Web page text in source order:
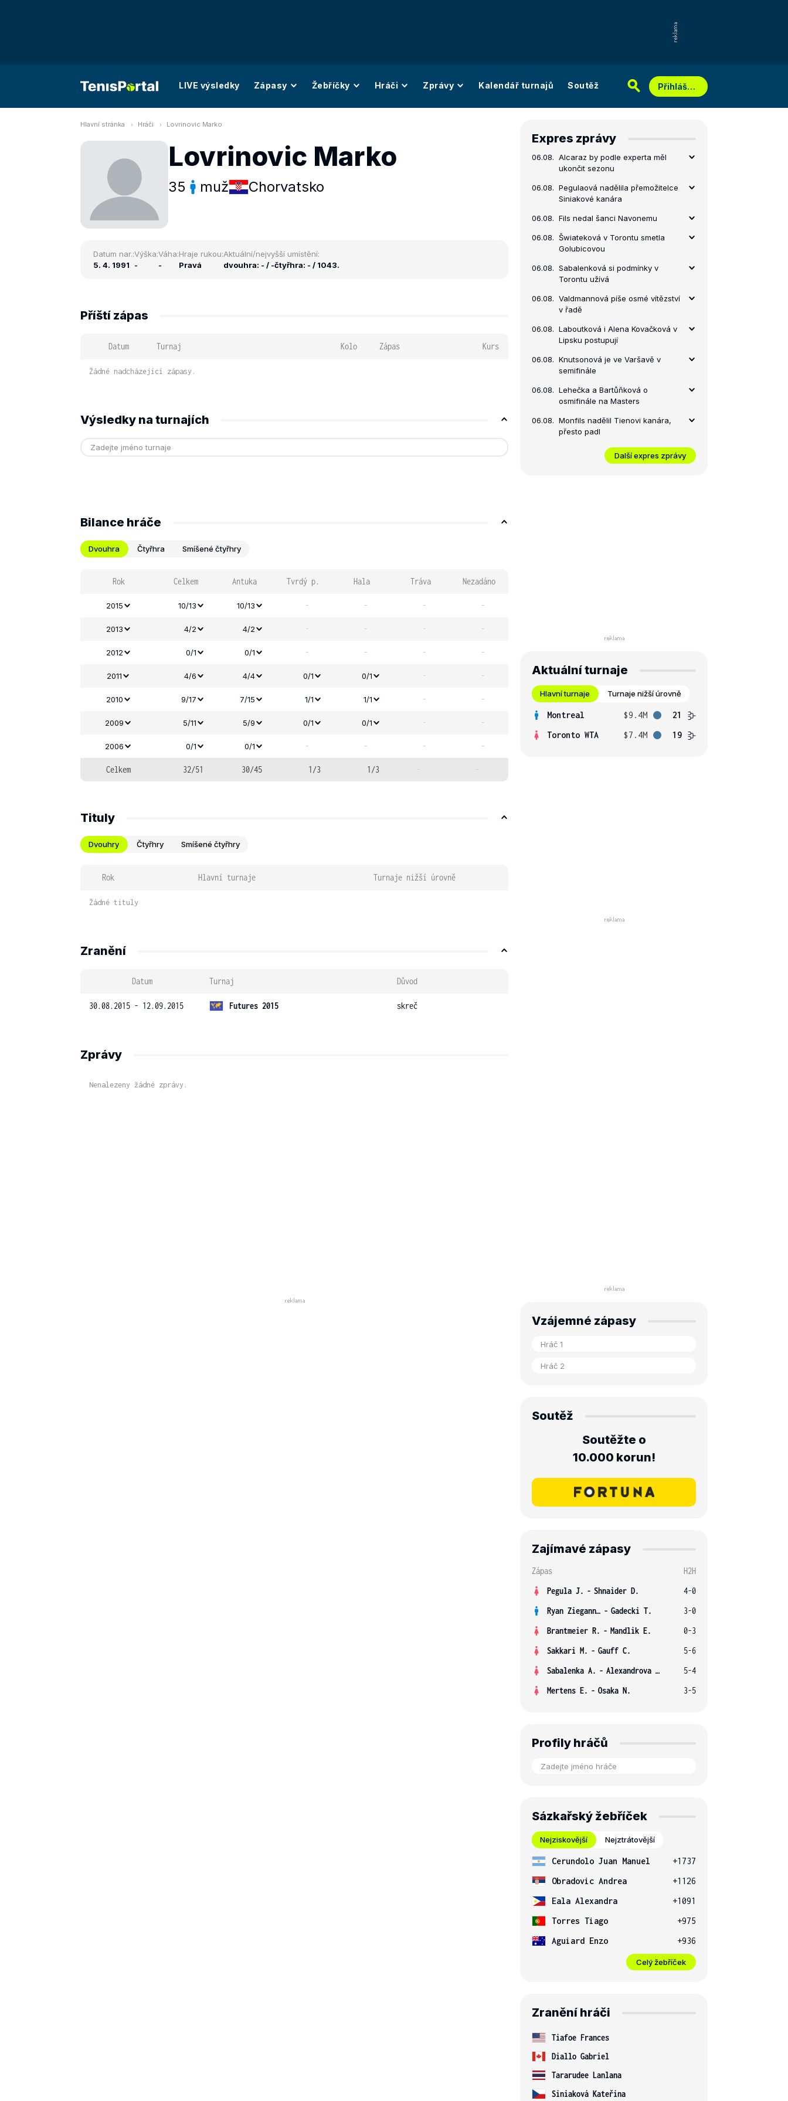
LIVE výsledky Zápasy Žebříčky Hráči Zprávy Kalendář turnajů Soutěž Přihlášení
Hlavní stránka Hráči Lovrinovic Marko
Lovrinovic Marko
35 muž Chorvatsko
Datum nar.:
5. 4. 1991
Výška:
-
Váha:
-
Hraje rukou:
Pravá
Aktuální/nejvyšší umístění:
dvouhra: - / -čtyřhra: - / 1043.
Příští zápas
Datum Turnaj Kolo Zápas Kurs
Žádné nadcházející zápasy.
Výsledky na turnajích
Bilance hráče
Dvouhra Čtyřhra Smíšené čtyřhry
Rok Celkem Antuka Tvrdý p. Hala Tráva Nezadáno
2015 10/13 10/13 - - - -
2013 4/2 4/2 - - - -
2012 0/1 0/1 - - - -
2011 4/6 4/4 0/1 0/1 - -
2010 9/17 7/15 1/1 1/1 - -
2009 5/11 5/9 0/1 0/1 - -
2006 0/1 0/1 - - - -
Celkem 32/51 30/45 1/3 1/3 - -
Tituly
Dvouhry Čtyřhry Smíšené čtyřhry
Rok Hlavní turnaje Turnaje nižší úrovně
Žádné tituly
Zranění
Datum Turnaj Důvod
30.08.2015 - 12.09.2015 Futures 2015 skreč
Zprávy
Nenalezeny žádné zprávy.
Expres zprávy
06.08. Alcaraz by podle experta měl
ukončit sezonu
06.08. Pegulaová nadělila přemožitelce
Siniakové kanára
06.08. Fils nedal šanci Navonemu
06.08. Šwiateková v Torontu smetla
Golubicovou
06.08. Sabalenková si podmínky v
Torontu užívá
06.08. Valdmannová píše osmé vítězství
v řadě
06.08. Laboutková i Alena Kovačková v
Lipsku postupují
06.08. Knutsonová je ve Varšavě v
semifinále
06.08. Lehečka a Bartůňková o
osmifinále na Masters
06.08. Monfils nadělil Tienovi kanára,
přesto padl
Další expres zprávy
Aktuální turnaje
Hlavní turnaje Turnaje nižší úrovně
Montreal $9.4M
21
Toronto WTA
$7.4M 19
Vzájemné zápasy
Soutěž
Soutěžte o
10.000 korun!
Zajímavé zápasy
Zápas
H2H
Pegula J. - Shnaider D.
4-0
Ryan Ziegann S. - Gadecki T.
3-0
Brantmeier R. - Mandlik E.
0-3
Sakkari M. - Gauff C.
5-6
Sabalenka A. - Alexandrova E.
5-4
Mertens E. - Osaka N. 3-5
Profily hráčů
Sázkařský žebříček
Nejziskovější Nejztrátovější
Cerundolo Juan Manuel
+1737
Obradovic Andrea
+1126
Eala Alexandra
+1091
Torres Tiago
+975
Aguiard Enzo
+936
Celý žebříček
Zranění hráči
Tiafoe Frances
Diallo Gabriel
Tararudee Lanlana
Siniaková Kateřina